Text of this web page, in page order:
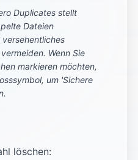
Duplicates stellt
Dateien
Wenn Sie
markieren möchten,
um 'Sichere
löschen: